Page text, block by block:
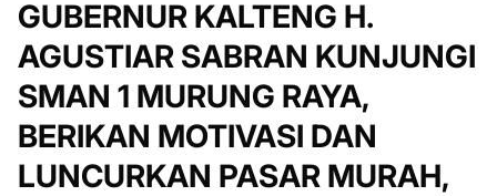
GUBERNUR KALTENG H.
AGUSTIAR SABRAN KUNJUNGI
SMAN 1 MURUNG RAYA,
BERIKAN MOTIVASI DAN
LUNCURKAN PASAR MURAH,